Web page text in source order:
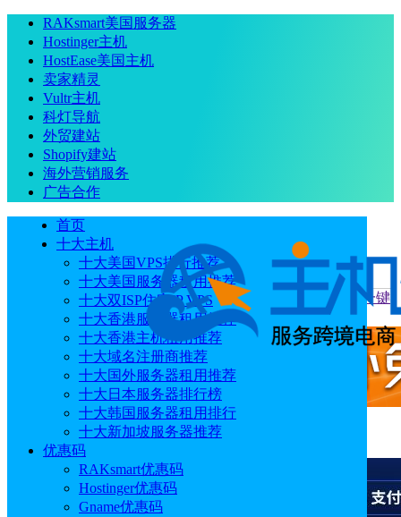
RAKsmart美国服务器
Hostinger主机
HostEase美国主机
卖家精灵
Vultr主机
科灯导航
外贸建站
Shopify建站
海外营销服务
广告合作
首页
十大主机
十大美国VPS排行推荐
十大美国服务器租用推荐
十大双ISP住宅IP VPS
十大香港服务器租用推荐
十大香港主机租用推荐
十大域名注册商推荐
十大国外服务器租用推荐
十大日本服务器排行榜
十大韩国服务器租用排行
十大新加坡服务器推荐
优惠码
RAKsmart优惠码
Hostinger优惠码
Gname优惠码
当前位置：首页 主机教程 七牛云教程：全栈应用服务器一键
部署OpenClaw